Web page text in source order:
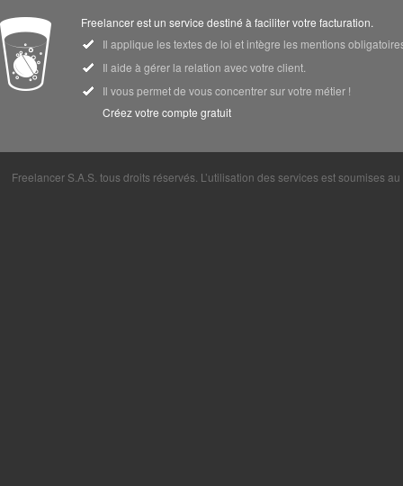
Freelancer est un service destiné à faciliter votre facturation.
Il applique les textes de loi et intègre les mentions
Il aide à gérer la relation avec votre client.
Il vous permet de vous concentrer sur votre métier !
Créez votre compte gratuit
Freelancer S.A.S. tous droits réservés. L’utilisation des services est soumises